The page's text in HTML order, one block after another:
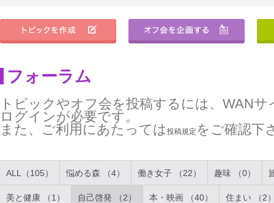
フォーラム
トピックやオフ会を投稿するには、WAN
ログインが必要です。
また、ご利用にあたっては 投稿規定 をご確認下
ALL（105） 悩める森 （4） 働き女子 （22） 趣味 （0）
美と健康 （1） 自己啓発 （2） 本・映画 （40） 住まい （2